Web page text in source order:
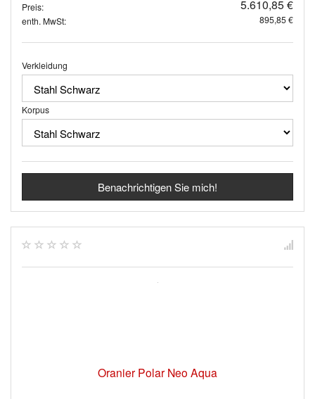
Preis: 5.610,85 €
enth. MwSt: 895,85 €
Verkleidung
Korpus
Benachrichtigen Sie mich!
Oranier Polar Neo Aqua